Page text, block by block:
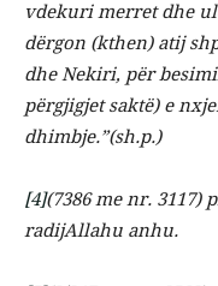
vdekuri merret dhe
dërgon (kthen) atij
dhe Nekiri, për
përgjigjet saktë) e
dhimbje.”(sh.p.)
[4](7386 me nr. 3117)
radijAllahu anhu.